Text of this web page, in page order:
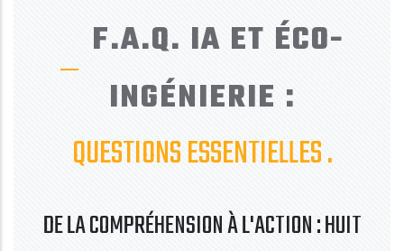
F.A.Q. IA ET ÉCO-
INGÉNIERIE :
QUESTIONS ESSENTIELLES
DE LA COMPRÉHENSION À L'ACTION : HUIT